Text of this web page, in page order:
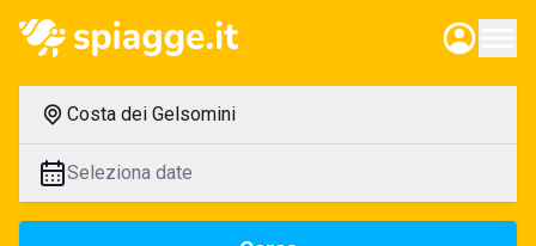
Costa dei Gelsomini
Seleziona date